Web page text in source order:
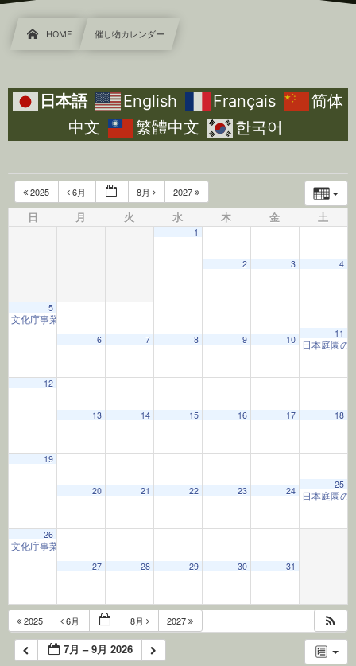
HOME 催し物カレンダー
日本語 English Français
简体
中文
繁體中文 한국어
2025 6月 8月 2027
日 月 火 水 木 金 土
1
2 3 4
5
文化庁事業子ども茶道教室
6
7 8 9 10
11
日本庭園の
12
13 14 15 16 17 18
19
20 21 22 23 24
25
日本庭園の
26
文化庁事業子ども茶道教室
27
28 29 30 31
2025 6月 8月 2027
7月 – 9月 2026